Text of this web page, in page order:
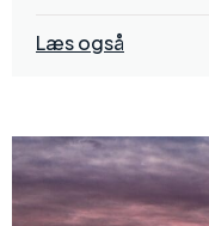
Læs også